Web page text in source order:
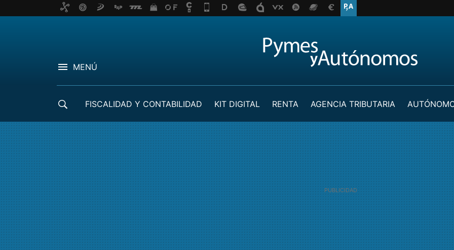
MENÚ
FISCALIDAD Y CONTABILIDAD KIT DIGITAL RENTA AGENCIA TRIBUTARIA